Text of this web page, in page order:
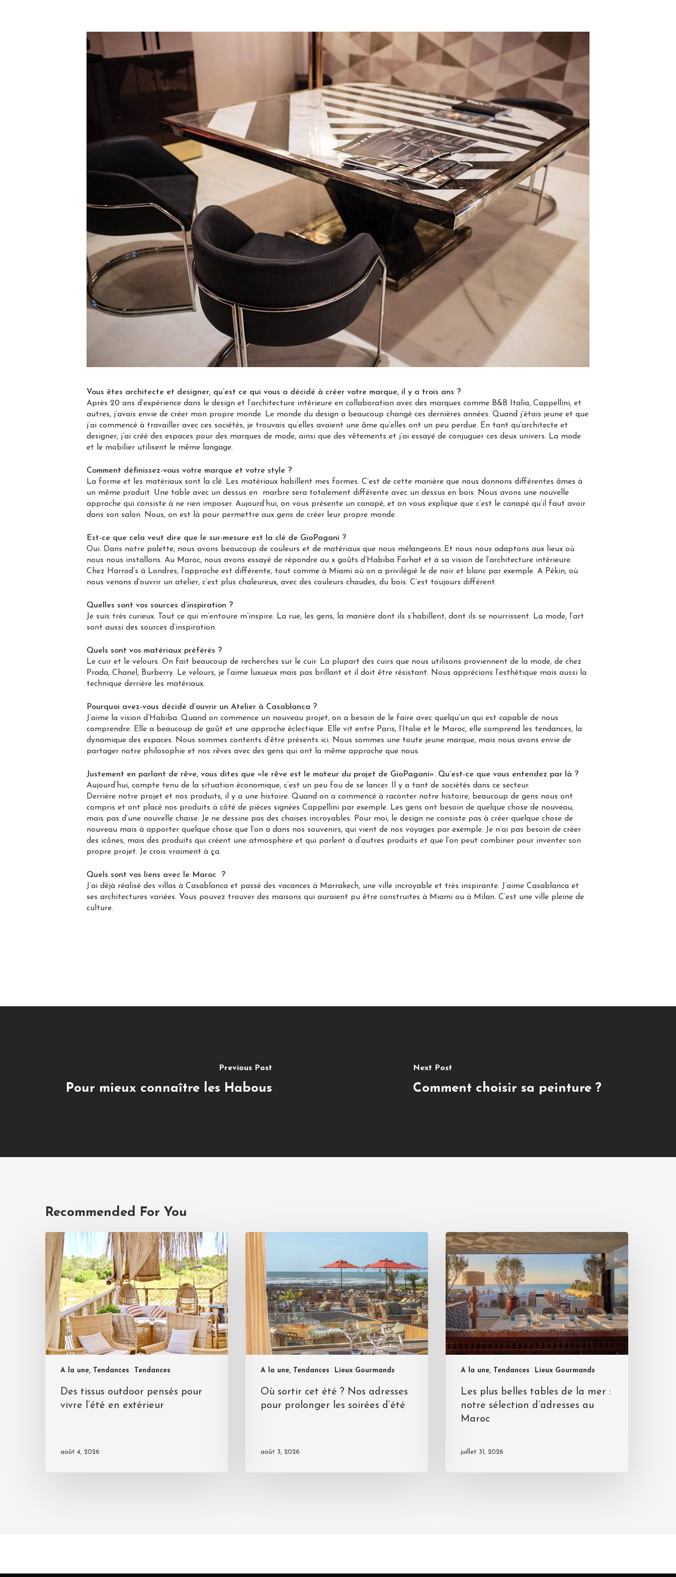
Vous êtes architecte et designer, qu’est ce qui vous a décidé à créer votre marque, il y a trois ans ?
Après 20 ans d’expérience dans le design et l’architecture intérieure en collaboration avec des marques comme B&B Italia, Cappellini, et
autres, j’avais envie de créer mon propre monde. Le monde du design a beaucoup changé ces dernières années. Quand j’étais jeune et que
j’ai commencé à travailler avec ces sociétés, je trouvais qu’elles avaient une âme qu’elles ont un peu perdue. En tant qu’architecte et
designer, j’ai créé des espaces pour des marques de mode, ainsi que des vêtements et j’ai essayé de conjuguer ces deux univers. La mode
et le mobilier utilisent le même langage.
Comment définissez-vous votre marque et votre style ?
La forme et les matériaux sont la clé. Les matériaux habillent mes formes. C’est de cette manière que nous donnons différentes âmes à
un même produit. Une table avec un dessus en marbre sera totalement différente avec un dessus en bois. Nous avons une nouvelle
approche qui consiste à ne rien imposer. Aujourd’hui, on vous présente un canapé, et on vous explique que c’est le canapé qu’il faut avoir
dans son salon. Nous, on est là pour permettre aux gens de créer leur propre monde.
Est-ce que cela veut dire que le sur-mesure est la clé de GioPagani ?
Oui. Dans notre palette, nous avons beaucoup de couleurs et de matériaux que nous mélangeons..Et nous nous adaptons aux lieux où
nous nous installons. Au Maroc, nous avons essayé de répondre au x goûts d’Habiba Farhat et à sa vision de l’architecture intérieure.
Chez Harrod’s à Londres, l’approche est différente, tout comme à Miami où on a privilégié le de noir et blanc par exemple. A Pékin, où
nous venons d’ouvrir un atelier, c’est plus chaleureux, avec des couleurs chaudes, du bois. C’est toujours différent.
Quelles sont vos sources d’inspiration ?
Je suis très curieux. Tout ce qui m’entoure m’inspire. La rue, les gens, la manière dont ils s’habillent, dont ils se nourrissent. La mode, l’art
sont aussi des sources d’inspiration.
Quels sont vos matériaux préférés ?
Le cuir et le velours. On fait beaucoup de recherches sur le cuir. La plupart des cuirs que nous utilisons proviennent de la mode, de chez
Prada, Chanel, Burberry. Le velours, je l’aime luxueux mais pas brillant et il doit être résistant. Nous apprécions l’esthétique mais aussi la
technique derrière les matériaux.
Pourquoi avez-vous décidé d’ouvrir un Atelier à Casablanca ?
J’aime la vision d’Habiba. Quand on commence un nouveau projet, on a besoin de le faire avec quelqu’un qui est capable de nous
comprendre. Elle a beaucoup de goût et une approche éclectique. Elle vit entre Paris, l’Italie et le Maroc, elle comprend les tendances, la
dynamique des espaces. Nous sommes contents d’être présents ici. Nous sommes une toute jeune marque, mais nous avons envie de
partager notre philosophie et nos rêves avec des gens qui ont la même approche que nous.
Justement en parlant de rêve, vous dites que «le rêve est le moteur du projet de GioPagani». Qu’est-ce que vous entendez par là ?
Aujourd’hui, compte tenu de la situation économique, c’est un peu fou de se lancer. Il y a tant de sociétés dans ce secteur.
Derrière notre projet et nos produits, il y a une histoire. Quand on a commencé à raconter notre histoire, beaucoup de gens nous ont
compris et ont placé nos produits à côté de pièces signées Cappellini par exemple. Les gens ont besoin de quelque chose de nouveau,
mais pas d’une nouvelle chaise. Je ne dessine pas des chaises incroyables. Pour moi, le design ne consiste pas à créer quelque chose de
nouveau mais à apporter quelque chose que l’on a dans nos souvenirs, qui vient de nos voyages par exemple. Je n’ai pas besoin de créer
des icônes, mais des produits qui créent une atmosphère et qui parlent à d’autres produits et que l’on peut combiner pour inventer son
propre projet. Je crois vraiment à ça.
Quels sont vos liens avec le Maroc ?
J’ai déjà réalisé des villas à Casablanca et passé des vacances à Marrakech, une ville incroyable et très inspirante. J’aime Casablanca et
ses architectures variées. Vous pouvez trouver des maisons qui auraient pu être construites à Miami ou à Milan. C’est une ville pleine de
culture.
Previous Post
Pour mieux connaître les Habous
Next Post
Comment choisir sa peinture ?
Recommended For You
A la une, Tendances Tendances
Des tissus outdoor pensés pour
vivre l’été en extérieur
août 4, 2026
A la une, Tendances Lieux Gourmands
Où sortir cet été ? Nos adresses
pour prolonger les soirées d’été
août 3, 2026
A la une, Tendances Lieux Gourmands
Les plus belles tables de la mer :
notre sélection d’adresses au
Maroc
juillet 31, 2026